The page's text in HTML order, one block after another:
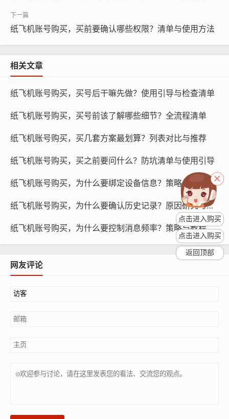
纸飞机账号购买, 在线购买tg账号, 电报聊天账号购买,wdd
16888.com
防止虚假交易：纸飞机账号购买过程中，可能会出现虚假
交易的情况，如果不采取风控措施，虚假交易可能会给平
防止欺诈行为：纸飞机账号购买过程中，可能会出现欺诈
行为，如果不采取风控措施，欺诈行为可能会给平台和用
户带来损失。
针对以上原因,我们需要制定有效的风控策略，以下是一些
纸飞机账号购买，买前要确认哪些权限？清单与使用方法
相关文章
纸飞机账号购买，买号后干嘛先做？使用引导与检查清单
纸飞机账号购买，买号前该了解哪些细节？全流程清单
纸飞机账号购买，买几套方案最划算？列表对比与推荐
纸飞机账号购买，买之前要问什么？防坑清单与使用引导
纸飞机账号购买，为什么要绑定设备信息？策略与教程
纸飞机账号购买，为什么要确认历史记录？原因研究与步骤
纸飞机账号购买，为什么要控制消息频率？策略与教程
网友评论
点击进入购买
点击进入购买
返回顶部